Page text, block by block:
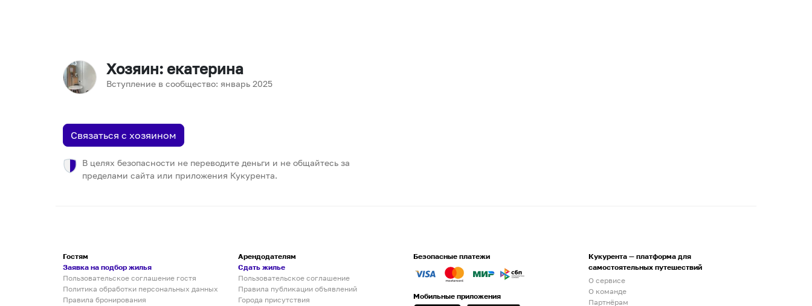
Хозяин: екатерина
Вступление в сообщество: январь 2025
Связаться с хозяином
В целях безопасности не переводите деньги и не общайтесь за
пределами сайта или приложения Кукурента.
Гостям
Заявка на подбор жилья
Пользовательское соглашение гостя
Политика обработки персональных данных
Правила бронирования
Арендодателям
Сдать жилье
Пользовательское соглашение
Правила публикации объявлений
Города присутствия
Безопасные платежи
Мобильные приложения
Кукурента — платформа для
самостоятельных путешествий
О сервисе
О команде
Партнёрам